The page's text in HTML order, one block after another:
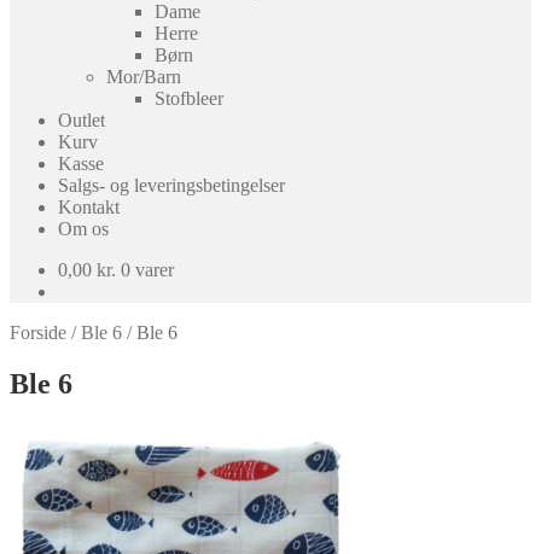
Dame
Herre
Børn
Mor/Barn
Stofbleer
Outlet
Kurv
Kasse
Salgs- og leveringsbetingelser
Kontakt
Om os
0,00 kr. 0 varer
Forside /Ble 6 /Ble 6
Ble 6